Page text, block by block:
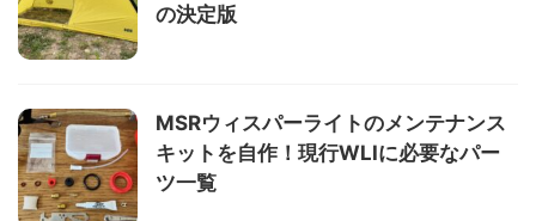
の決定版
MSRウィスパーライトのメンテナンス
キットを自作！現行WLIに必要なパー
ツ一覧